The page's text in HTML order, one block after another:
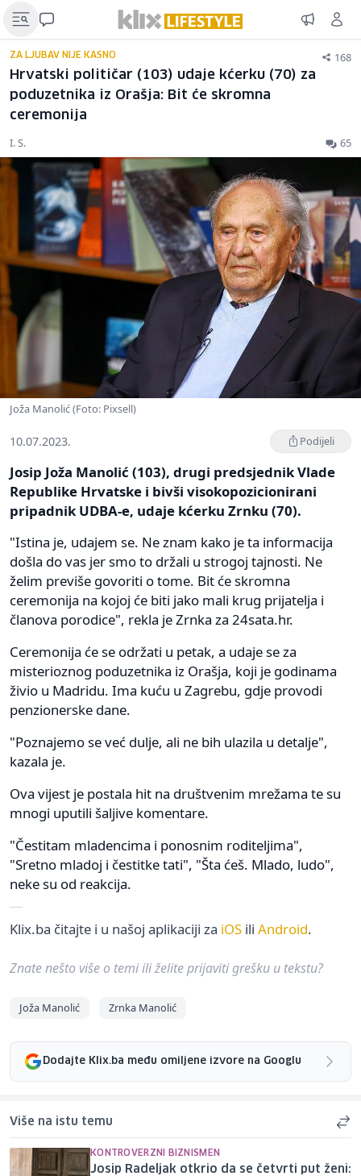
ZA LJUBAV NIJE KASNO 168
Hrvatski političar (103) udaje kćerku (70) za
poduzetnika iz Orašja: Bit će skromna
ceremonija
I. S. 65
Joža Manolić (Foto: Pixsell)
10.07.2023. Podijeli
Josip Joža Manolić (103), drugi predsjednik Vlade
Republike Hrvatske i bivši visokopozicionirani
pripadnik UDBA-e, udaje kćerku Zrnku (70).
"Istina je, udajem se. Ne znam kako je ta informacija
došla do vas jer smo to držali u strogoj tajnosti. Ne
želim previše govoriti o tome. Bit će skromna
ceremonija na kojoj će biti jako mali krug prijatelja i
članova porodice", rekla je Zrnka za 24sata.hr.
Ceremonija će se održati u petak, a udaje se za
misterioznog poduzetnika iz Orašja, koji je godinama
živio u Madridu. Ima kuću u Zagrebu, gdje provodi
penzionerske dane.
"Poznajemo se već dulje, ali ne bih ulazila u detalje",
kazala je.
Ova vijest je postala hit na društvenim mrežama te su
mnogi uputili šaljive komentare.
"Čestitam mladencima i ponosnim roditeljima",
"Sretno mladoj i čestitke tati", "Šta ćeš. Mlado, ludo",
neke su od reakcija.
Klix.ba čitajte i u našoj aplikaciji za iOS ili Android.
Znate nešto više o temi ili želite prijaviti grešku u tekstu?
Joža Manolić Zrnka Manolić
Dodajte Klix.ba među omiljene izvore na Googlu
Više na istu temu
KONTROVERZNI BIZNISMEN
Josip Radeljak otkrio da se četvrti put ženi: